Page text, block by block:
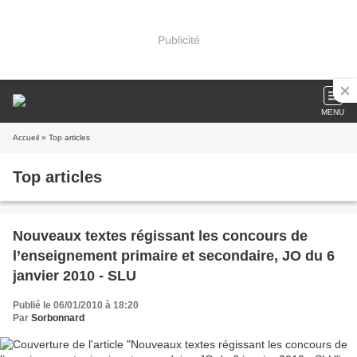
Publicité
MENU
Accueil » Top articles
Top articles
Nouveaux textes régissant les concours de
l’enseignement primaire et secondaire, JO du 6
janvier 2010 - SLU
Publié le 06/01/2010 à 18:20
Par Sorbonnard